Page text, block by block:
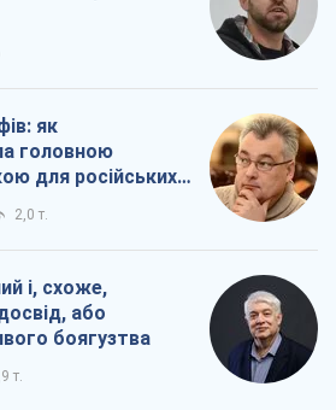
як
головною
для російських
2,0 т.
і, схоже,
або
боягузтва
т.